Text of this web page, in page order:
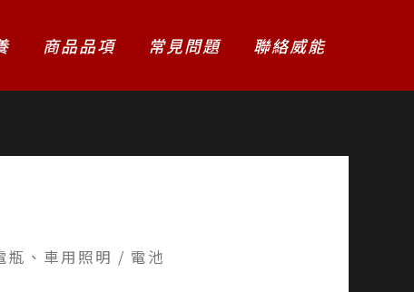
商品品項 常見問題 聯絡威能
瓶、車用照明 / 電池